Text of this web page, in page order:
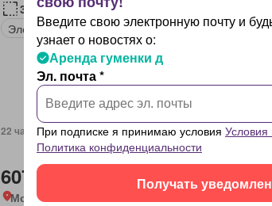
350 кв.м
Электричество
22 часов назад
607 000 руб./месяц
Москва
Введите свою электронную почту и
узнает о новостях о:
Аренда гуменки д
Эл. почта *
При подписке я принимаю условия Условия
Политика конфиденциальности
Получать